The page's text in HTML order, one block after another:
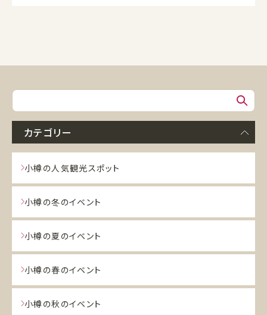
カテゴリー
小樽の人気観光スポット
小樽の冬のイベント
小樽の夏のイベント
小樽の春のイベント
小樽の秋のイベント